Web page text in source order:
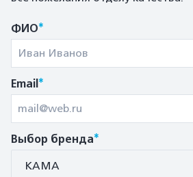
ФИО*
Email*
Выбор бренда*
КАМА